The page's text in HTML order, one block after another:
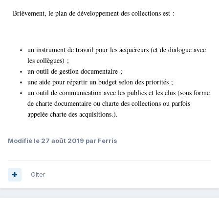
Brièvement, le plan de développement des collections est :
un instrument de travail pour les acquéreurs (et de dialogue avec
les collègues) ;
un outil de gestion documentaire ;
une aide pour répartir un budget selon des priorités ;
un outil de communication avec les publics et les élus (sous forme
de charte documentaire ou charte des collections ou parfois
appelée charte des acquisitions.).
Modifié le 27 août 2019 par Ferris
Citer